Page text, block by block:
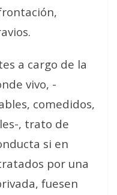
a cargo de la
vivo, -
comedidos,
, trato de
si en
por una
fuesen